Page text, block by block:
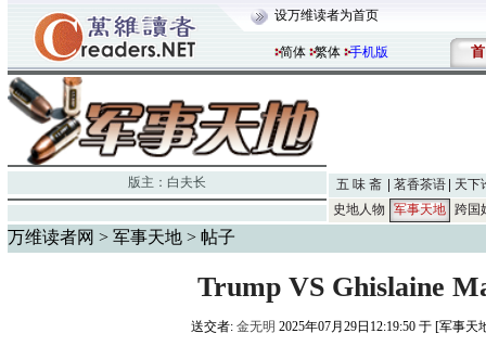
设万维读者为首页
简体 繁体 手机版 首
版主： 白夫长 五 味 斋 茗香茶语
天下
史地人物
军事天地 跨国
万维读者网 > 军事天地 > 帖子
Trump VS Ghislaine
送交者: 金无明 2025年07月29日12:19:50 于 [军事天